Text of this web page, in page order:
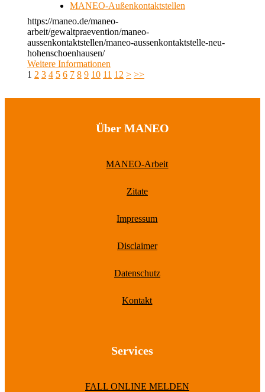
MANEO-Außenkontaktstellen
https://maneo.de/maneo-
arbeit/gewaltpraevention/maneo-
aussenkontaktstellen/maneo-aussenkontaktstelle-neu-
hohenschoenhausen/
Weitere Informationen
1 2 3 4 5 6 7 8 9 10 11 12 > >>
Über MANEO
MANEO-Arbeit
Zitate
Impressum
Disclaimer
Datenschutz
Kontakt
Services
FALL ONLINE MELDEN